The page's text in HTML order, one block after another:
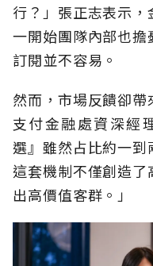
行？」張正志表示，
一開始團隊內部也擔
訂閱並不容易。
然而，市場反饋卻
支付金融處資深經
選』雖然占比約一到
這套機制不僅創造
出高價值客群。」